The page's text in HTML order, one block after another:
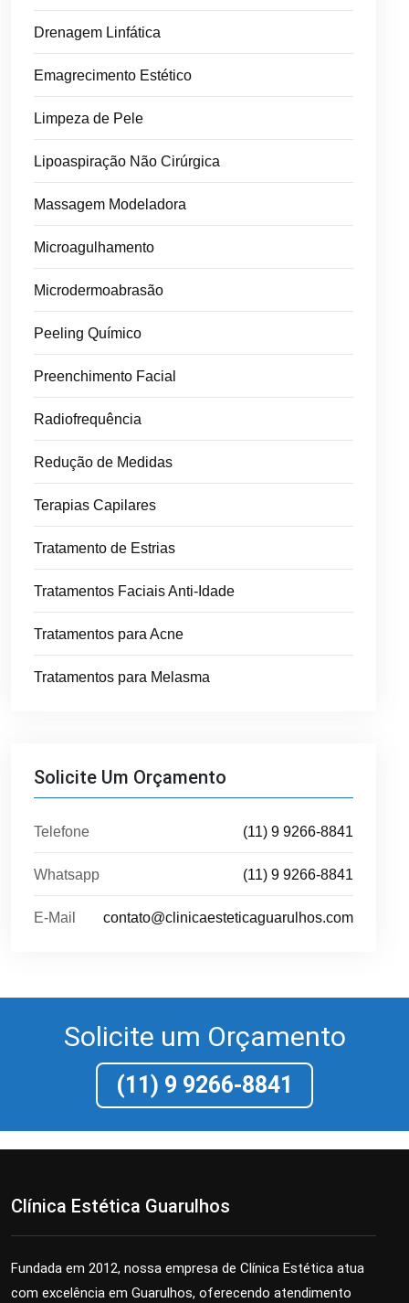
Drenagem Linfática
Emagrecimento Estético
Limpeza de Pele
Lipoaspiração Não Cirúrgica
Massagem Modeladora
Microagulhamento
Microdermoabrasão
Peeling Químico
Preenchimento Facial
Radiofrequência
Redução de Medidas
Terapias Capilares
Tratamento de Estrias
Tratamentos Faciais Anti-Idade
Tratamentos para Acne
Tratamentos para Melasma
Solicite Um Orçamento
Telefone (11) 9 9266-8841
Whatsapp (11) 9 9266-8841
E-Mail contato@clinicaesteticaguarulhos.com
Solicite um Orçamento
(11) 9 9266-8841
Clínica Estética Guarulhos
Fundada em 2012, nossa empresa de Clínica Estética atua
com excelência em Guarulhos, oferecendo atendimento